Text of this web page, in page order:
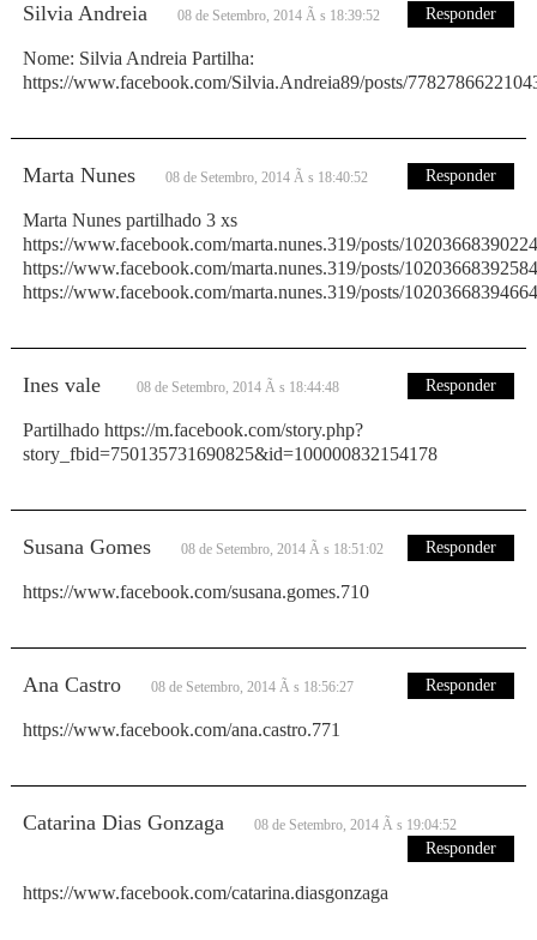
Silvia Andreia 08 de Setembro, 2014 Ã s 18:39:52 Responder
Nome: Silvia Andreia Partilha:
https://www.facebook.com/Silvia.Andreia89/posts/
Marta Nunes 08 de Setembro, 2014 Ã s 18:40:52 Responder
Marta Nunes partilhado 3 xs
https://www.facebook.com/marta.nunes.319/posts/
https://www.facebook.com/marta.nunes.319/posts/
https://www.facebook.com/marta.nunes.319/posts/
Ines vale 08 de Setembro, 2014 Ã s 18:44:48 Responder
Partilhado https://m.facebook.com/story.php?
story_fbid=750135731690825&id=100000832154178
Susana Gomes 08 de Setembro, 2014 Ã s 18:51:02 Responder
https://www.facebook.com/susana.gomes.710
Ana Castro 08 de Setembro, 2014 Ã s 18:56:27 Responder
https://www.facebook.com/ana.castro.771
Catarina Dias Gonzaga 08 de Setembro, 2014 Ã s 19:04:52
Responder
https://www.facebook.com/catarina.diasgonzaga